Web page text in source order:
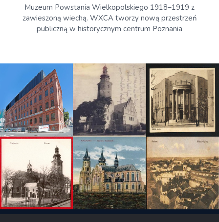
Muzeum Powstania Wielkopolskiego 1918–1919 z
zawieszoną wiechą. WXCA tworzy nową przestrzeń
publiczną w historycznym centrum Poznania